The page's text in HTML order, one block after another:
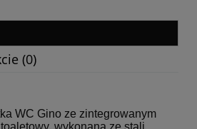
(0)
WC Gino ze zintegrowanym
wykonana ze stali